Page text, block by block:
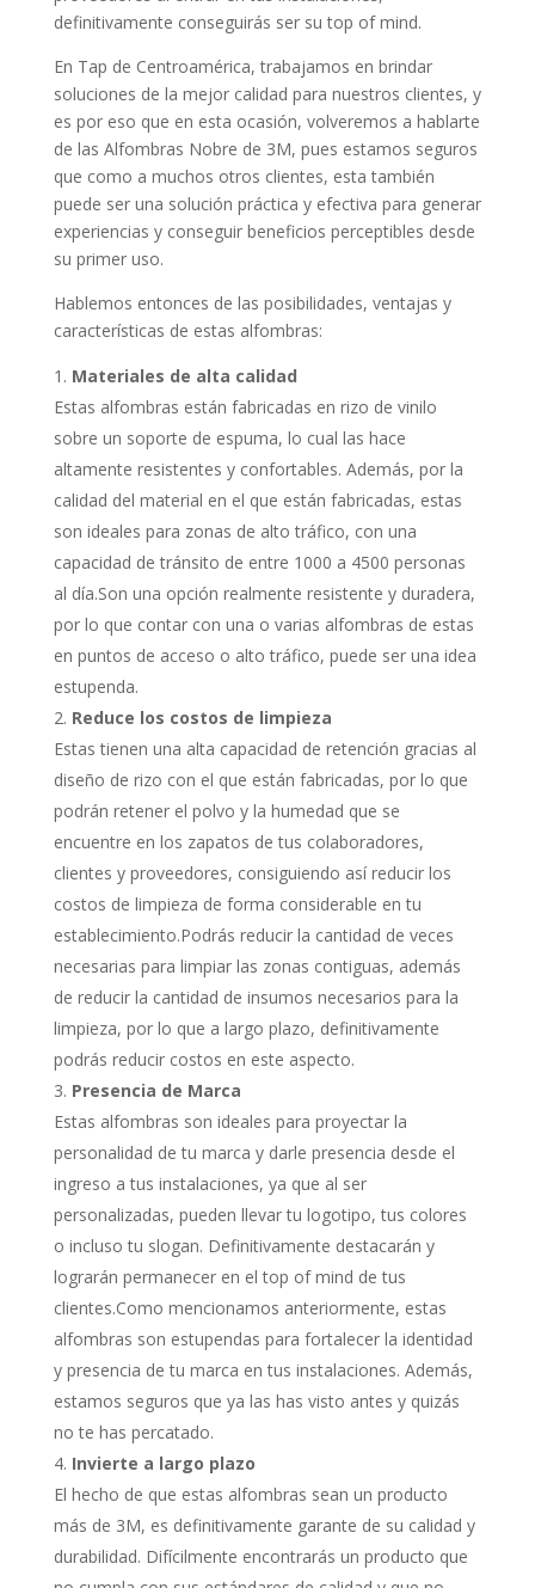
definitivamente conseguirás ser su top of mind.
En Tap de Centroamérica, trabajamos en brindar
soluciones de la mejor calidad para nuestros clientes, y
es por eso que en esta ocasión, volveremos a hablarte
de las Alfombras Nobre de 3M, pues estamos seguros
que como a muchos otros clientes, esta también
puede ser una solución práctica y efectiva para generar
experiencias y conseguir beneficios perceptibles desde
su primer uso.
Hablemos entonces de las posibilidades, ventajas y
características de estas alfombras:
Materiales de alta calidad
Estas alfombras están fabricadas en rizo de vinilo
sobre un soporte de espuma, lo cual las hace
altamente resistentes y confortables. Además, por la
calidad del material en el que están fabricadas, estas
son ideales para zonas de alto tráfico, con una
capacidad de tránsito de entre 1000 a 4500 personas
al día.Son una opción realmente resistente y duradera,
por lo que contar con una o varias alfombras de estas
en puntos de acceso o alto tráfico, puede ser una idea
estupenda.
Reduce los costos de limpieza
Estas tienen una alta capacidad de retención gracias al
diseño de rizo con el que están fabricadas, por lo que
podrán retener el polvo y la humedad que se
encuentre en los zapatos de tus colaboradores,
clientes y proveedores, consiguiendo así reducir los
costos de limpieza de forma considerable en tu
establecimiento.Podrás reducir la cantidad de veces
necesarias para limpiar las zonas contiguas, además
de reducir la cantidad de insumos necesarios para la
limpieza, por lo que a largo plazo, definitivamente
podrás reducir costos en este aspecto.
Presencia de Marca
Estas alfombras son ideales para proyectar la
personalidad de tu marca y darle presencia desde el
ingreso a tus instalaciones, ya que al ser
personalizadas, pueden llevar tu logotipo, tus colores
o incluso tu slogan. Definitivamente destacarán y
lograrán permanecer en el top of mind de tus
clientes.Como mencionamos anteriormente, estas
alfombras son estupendas para fortalecer la identidad
y presencia de tu marca en tus instalaciones. Además,
estamos seguros que ya las has visto antes y quizás
no te has percatado.
Invierte a largo plazo
El hecho de que estas alfombras sean un producto
más de 3M, es definitivamente garante de su calidad y
durabilidad. Difícilmente encontrarás un producto que